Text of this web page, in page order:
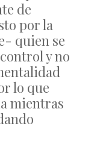
de
por la
quien se
y no
lo que
mientras